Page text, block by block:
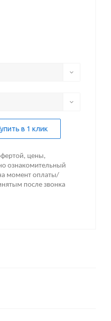
в 1 клик
цены,
ознакомительный
момент оплаты/
после звонка